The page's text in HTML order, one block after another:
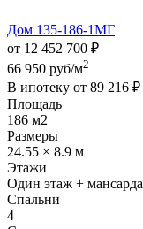
Дом 135-186-1МГ
от 12 452 700 ₽
66 950 руб/м2
В ипотеку от 89 216 ₽
Площадь
186 м2
Размеры
24.55 × 8.9 м
Этажи
Один этаж + мансарда
Спальни
4